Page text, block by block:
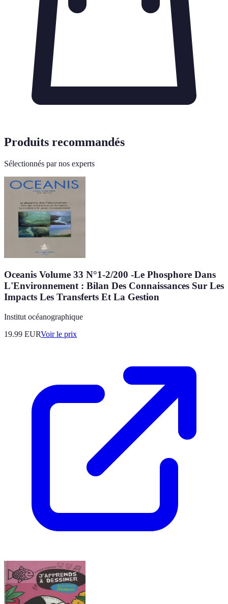
Produits recommandés
Sélectionnés par nos experts
Oceanis Volume 33 N°1-2/200 -Le Phosphore Dans
L'Environnement : Bilan Des Connaissances Sur Les
Impacts Les Transferts Et La Gestion
Institut océanographique
19.99 EURVoir le prix